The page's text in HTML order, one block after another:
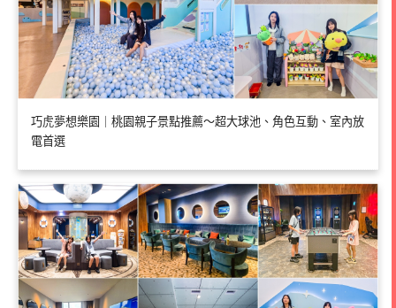
巧虎夢想樂園｜桃園親子景點推薦～超大球池、角色互動、室內放
電首選